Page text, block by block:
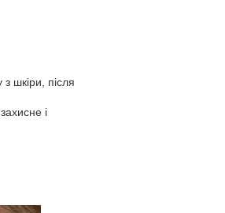
шкіри, після
і